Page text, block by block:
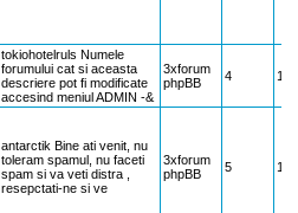
tokiohotelruls Numele
forumului cat si aceasta
descriere pot fi modificate
accesind meniul ADMIN -&
3xforum
phpBB
4 17
antarctik Bine ati venit, nu
toleram spamul, nu faceti
spam si va veti distra ,
resepctati-ne si ve
3xforum
phpBB
5 17